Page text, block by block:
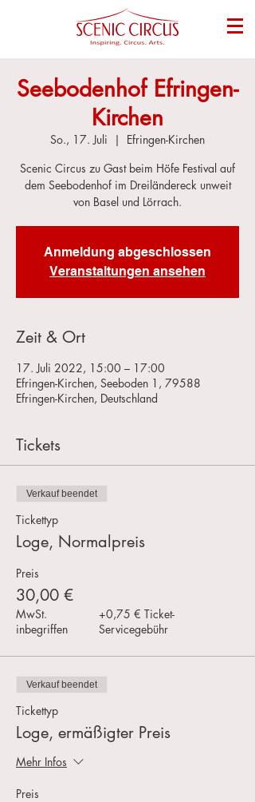
Seebodenhof Efringen-
Kirchen
So., 17. Juli
  |
Efringen-Kirchen
Scenic Circus zu Gast beim Höfe Festival auf
dem Seebodenhof im Dreiländereck unweit
von Basel und Lörrach.
Anmeldung abgeschlossen
Veranstaltungen ansehen
Zeit & Ort
17. Juli 2022, 15:00 – 17:00
Efringen-Kirchen, Seeboden 1, 79588
Efringen-Kirchen, Deutschland
Tickets
Verkauf beendet
Tickettyp
Loge, Normalpreis
Preis
30,00 €
MwSt.
inbegriffen
+0,75 € Ticket-
Servicegebühr
Verkauf beendet
Tickettyp
Loge, ermäßigter Preis
Mehr Infos
Preis